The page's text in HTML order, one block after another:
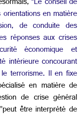
en matière
de conduite des
réponses aux crises
économique et
intérieure concourant
terrorisme. Il en fixe
en matière de
de crise général
être interprété de